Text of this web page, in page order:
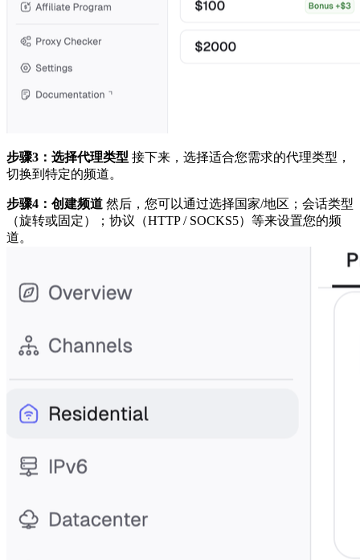
步骤3：选择代理类型 接下来，选择适合您需求的代理类型，
切换到特定的频道。
步骤4：创建频道 然后，您可以通过选择国家/地区；会话类型
（旋转或固定）；协议（HTTP / SOCKS5）等来设置您的频
道。